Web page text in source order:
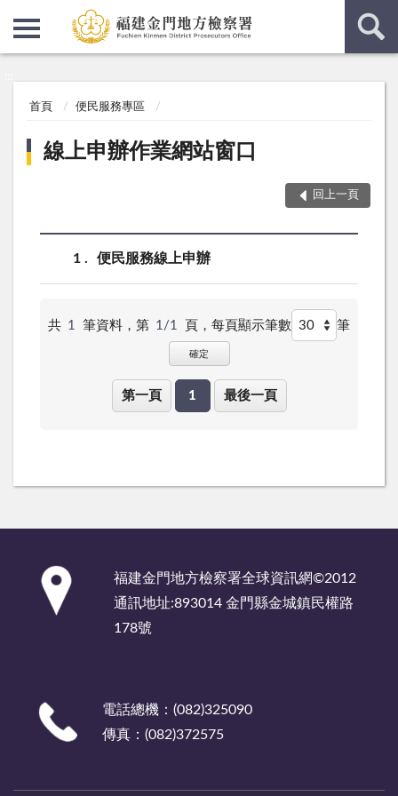
首頁 便民服務專區
線上申辦作業網站窗口
回上一頁
1 便民服務線上申辦
共 1 筆資料，第 1/1 頁， 每頁顯示筆數 筆
確定
第一頁 1 最後一頁
福建金門地方檢察署全球資訊網©2012
通訊地址:893014 金門縣金城鎮民權路
178號
電話總機：(082)325090
傳真：(082)372575